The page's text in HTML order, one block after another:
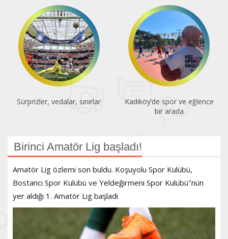
Sürprizler, vedalar, sınırlar
Kadıköy’de spor ve eğlence
bir arada
Birinci Amatör Lig başladı!
Amatör Lig özlemi son buldu. Koşuyolu Spor Kulübü,
Bostancı Spor Kulübü ve Yeldeğirmeni Spor Kulübü'’nün
yer aldığı 1. Amatör Lig başladı